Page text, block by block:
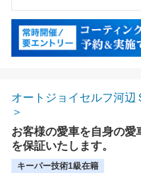
オートジョイセルフ河
＞
お客様の愛車を自身の愛
を保証いたします。
キーパー技術1級在籍